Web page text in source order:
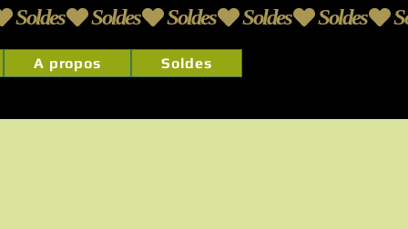
A propos Soldes